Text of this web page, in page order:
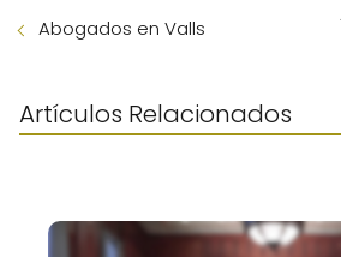
Abogados en Valls
Artículos Relacionados